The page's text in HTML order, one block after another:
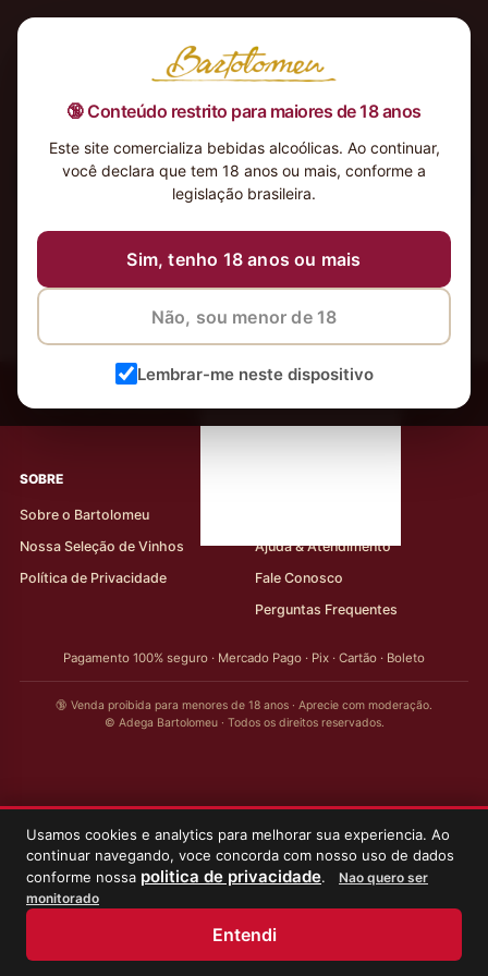
🔞 Conteúdo restrito para maiores de 18 anos
Este site comercializa bebidas alcoólicas. Ao continuar,
você declara que tem 18 anos ou mais, conforme a
legislação brasileira.
Sim, tenho 18 anos ou mais
Não, sou menor de 18
Lembrar-me neste dispositivo
Nenhum produto foi encontrado para a sua seleção.
Usamos cookies e analytics para melhorar sua experiencia. Ao
continuar navegando, voce concorda com nosso uso de dados
conforme nossa politica de privacidade.
Nao quero ser
monitorado
Entendi
‹ Meus Vinhos
Mais de 80.000 clientes apaixonados por nossos
rótulos
SOBRE
Sobre o Bartolomeu
Nossa Seleção de Vinhos
Política de Privacidade
Ajuda & Atendimento
Fale Conosco
Perguntas Frequentes
Pagamento 100% seguro · Mercado Pago · Pix · Cartão · Boleto
🔞 Venda proibida para menores de 18 anos · Aprecie com moderação.
© Adega Bartolomeu · Todos os direitos reservados.